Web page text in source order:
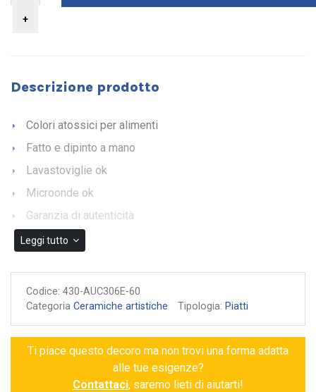
Descrizione prodotto
Colori atossici per alimenti
Fatto e dipinto a mano
Lavastoviglie ok
Microonde ok
Garanzia di autenticità
Leggi tutto
Codice: 430-AUC306E-60
Categoria Ceramiche artistiche Tipologia: Piatti
Ti piace questo decoro ma non trovi una forma adatta
alle tue esigenze?
Contattaci, saremo lieti di aiutarti!